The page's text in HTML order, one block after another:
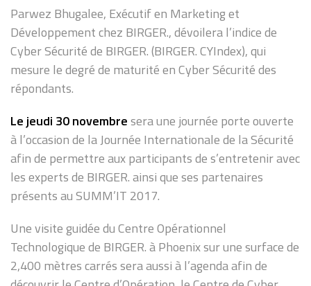
Parwez Bhugalee, Exécutif en Marketing et
Développement chez BIRGER., dévoilera l’indice de
Cyber Sécurité de BIRGER. (BIRGER. CYIndex), qui
mesure le degré de maturité en Cyber Sécurité des
répondants.
Le jeudi 30 novembresera une journée porte ouverte
à l’occasion de la Journée Internationale de la Sécurité
afin de permettre aux participants de s’entretenir avec
les experts de BIRGER. ainsi que ses partenaires
présents au SUMM’IT 2017.
Une visite guidée du Centre Opérationnel
Technologique de BIRGER. à Phoenix sur une surface de
2,400 mètres carrés sera aussi à l’agenda afin de